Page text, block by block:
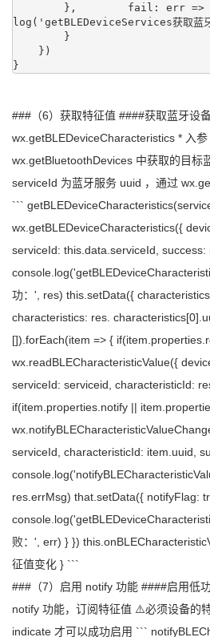
},        fail: err => {
log('getBLEDeviceServices获取蓝
}
})
}
###（6）获取特征值 ####获取蓝牙设
wx.getBLEDeviceCharacteristics * 入
wx.getBluetoothDevices 中获取的目标
serviceId 为蓝牙服务 uuid ，通过
```
wx.getBLEDeviceCharacteristics({
serviceId: this.data.serviceId, success:
功：', res) this.setData({
characteristics: res.
[]).forEach(item => {
wx.readBLECharacteristicValue({
serviceId: serviceid, characteristicId:
if(item.properties.notify ||
serviceId, characteristicId: item.uuid,
res.errMsg) that.setData({ notifyFlag:
败：', err) } })
征值变化 } ```
###（7）启用 notify 功能 ####启用低
notify 功能，订阅特征值 ⚠️必须设备的
indicate 才可以成功启用 ```